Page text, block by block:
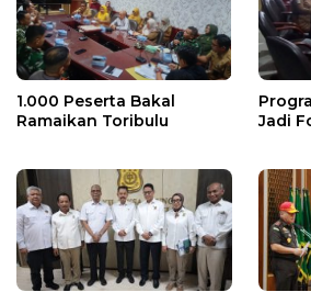
1.000 Peserta Bakal
Ramaikan Toribulu
Jadi